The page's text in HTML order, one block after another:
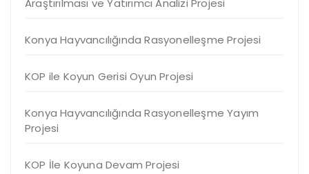
Konya Hayvancılığında Rasyonelleşme Projesi
KOP ile Koyun Gerisi Oyun Projesi
Konya Hayvancılığında Rasyonelleşme Yayım
Projesi
KOP İle Koyuna Devam Projesi